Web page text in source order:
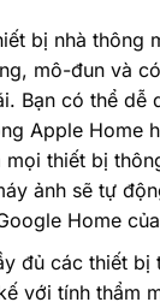
bị nhà thông
mô-đun và
Bạn có thể dễ
Apple Home
mọi thiết bị
ảnh sẽ tự
Home
đủ các thiết bị
với tính thẩm